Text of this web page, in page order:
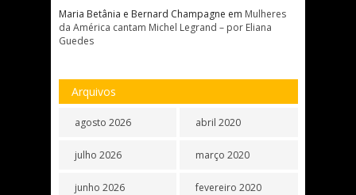
Maria Betânia e Bernard Champagne em Mulheres
da América cantam Michel Legrand – por Eliana
Guedes
Arquivos
agosto 2026
julho 2026
junho 2026
abril 2020
março 2020
fevereiro 2020